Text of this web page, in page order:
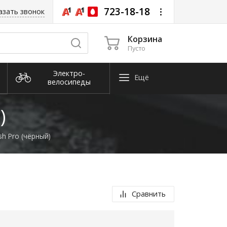
звонок 723-18-18
Корзина
Пусто
Электро­
велосипеды
Снегоуборочная
Ещё
Pro (чёрный)
Сравнить